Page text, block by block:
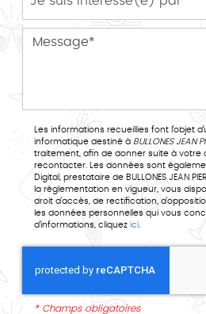
Les informations recueillies font l’objet
informatique destiné à
BULLONES
traitement, afin de donner suite à votre
recontacter. Les données sont
Digital, prestataire de BULLONES JEAN PIERRE. Conformément à
la réglementation en vigueur, vous
droit d'accès, de rectification,
les données personnelles qui vous
d’informations, cliquez ici.
* Champs obligatoires